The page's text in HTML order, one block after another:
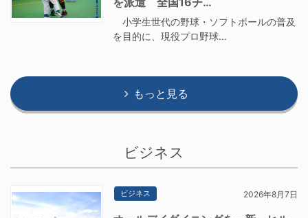
小学生世代の野球・ソフトボールの普及
を目的に、現役プロ野球…
もっと見る
ビジネス
ビジネス 2026年8月7日